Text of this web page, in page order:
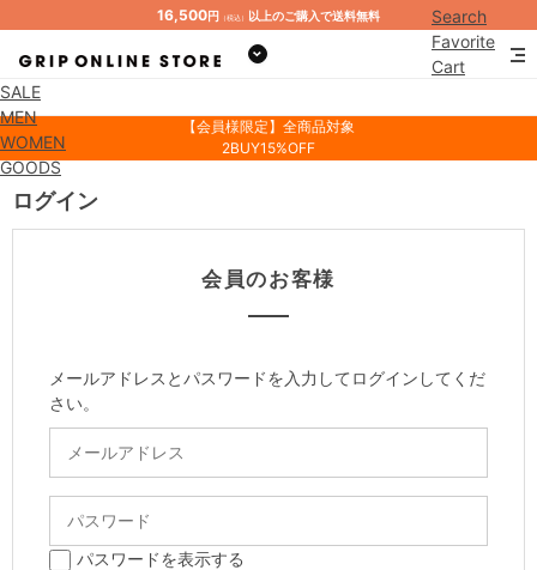
16,500円 （税込） 以上のご購入で送料無料
Search
Favorite
Cart
SALE
MEN
WOMEN
GOODS
【会員様限定】全商品対象
2BUY15%OFF
ログイン
会員のお客様
メールアドレスとパスワードを入力してログインしてくだ
さい。
パスワードを表示する